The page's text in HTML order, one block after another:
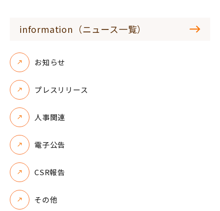
information（ニュース一覧）
お知らせ
プレスリリース
人事関連
電子公告
CSR報告
その他